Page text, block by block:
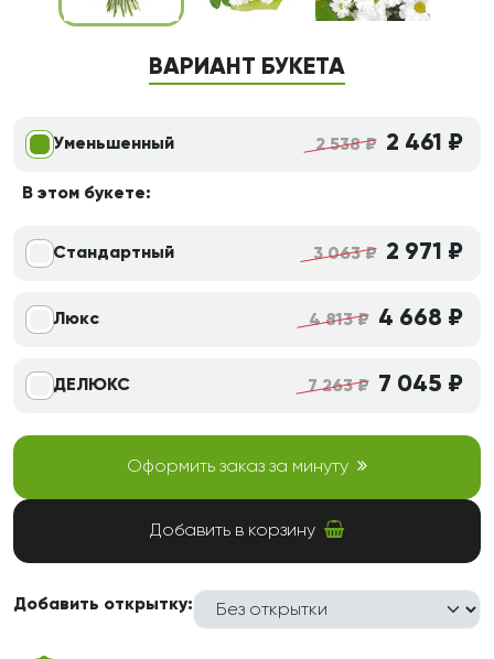
ВАРИАНТ БУКЕТА
Уменьшенный 2 538 ₽ 2 461 ₽
В этом букете:
Стандартный 3 063 ₽ 2 971 ₽
Люкс 4 813 ₽ 4 668 ₽
ДЕЛЮКС 7 263 ₽ 7 045 ₽
Оформить заказ за минуту
Добавить в корзину
Добавить открытку: